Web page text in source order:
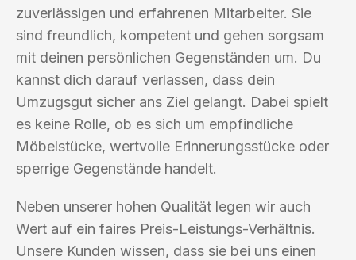
zuverlässigen und erfahrenen Mitarbeiter. Sie
sind freundlich, kompetent und gehen sorgsam
mit deinen persönlichen Gegenständen um. Du
kannst dich darauf verlassen, dass dein
Umzugsgut sicher ans Ziel gelangt. Dabei spielt
es keine Rolle, ob es sich um empfindliche
Möbelstücke, wertvolle Erinnerungsstücke oder
sperrige Gegenstände handelt.
Neben unserer hohen Qualität legen wir auch
Wert auf ein faires Preis-Leistungs-Verhältnis.
Unsere Kunden wissen, dass sie bei uns einen